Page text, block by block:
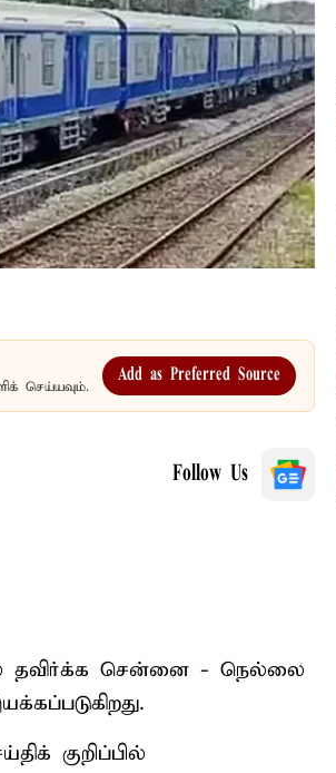
செய்யவும்.
Add as Preferred Source
Follow Us
தவிர்க்க சென்னை - நெல்லை
குறிப்பில்